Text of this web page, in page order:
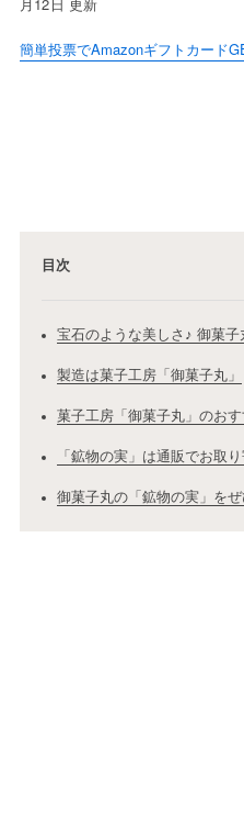
月12日 更新
簡単投票でAmazonギフトカード
目次
宝石のような美しさ♪ 御菓子
製造は菓子工房「御菓子丸」
菓子工房「御菓子丸」のお
「鉱物の実」は通販でお取り
御菓子丸の「鉱物の実」を